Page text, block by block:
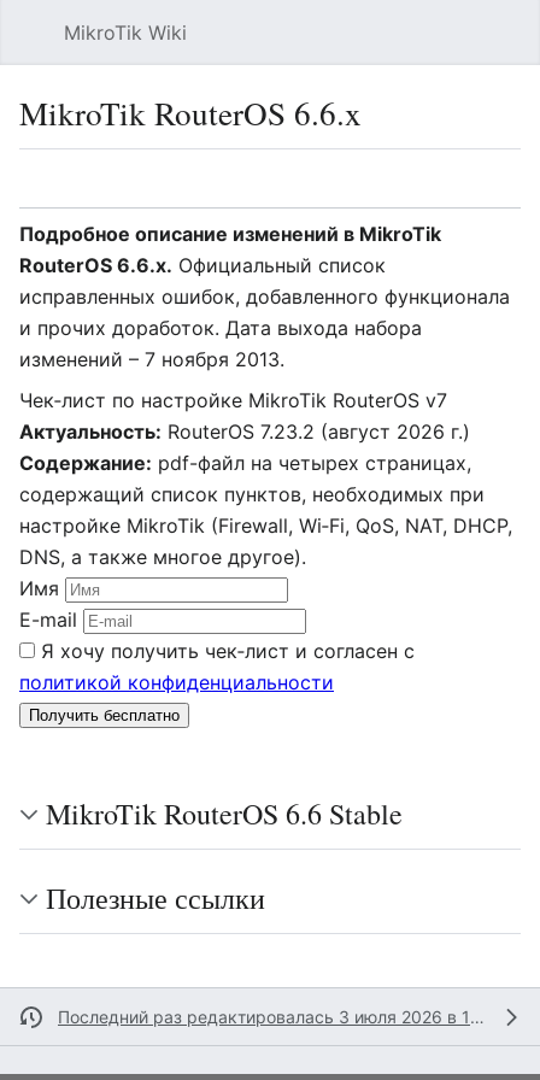
MikroTik Wiki
MikroTik RouterOS 6.6.x
Подробное описание изменений в MikroTik
RouterOS 6.6.x. Официальный список
исправленных ошибок, добавленного функционала
и прочих доработок. Дата выхода набора
изменений – 7 ноября 2013.
Чек‑лист по настройке MikroTik RouterOS v7
Актуальность: RouterOS 7.23.2 (август 2026 г.)
Содержание: pdf-файл на четырех страницах,
содержащий список пунктов, необходимых при
настройке MikroTik (Firewall, Wi‑Fi, QoS, NAT, DHCP,
DNS, а также многое другое).
Имя
E-mail
Я хочу получить чек‑лист и согласен с
политикой конфиденциальности
Получить бесплатно
MikroTik RouterOS 6.6 Stable
Полезные ссылки
Последний раз редактировалась 3 июля 2026 в 13:35